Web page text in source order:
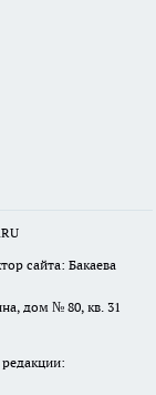
сайта: Бакаева
дом № 80, кв. 31